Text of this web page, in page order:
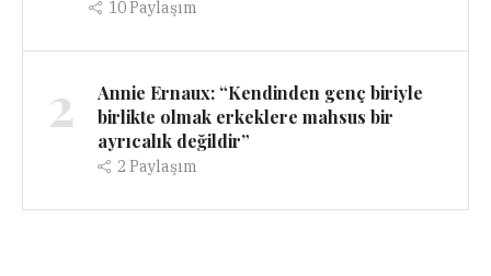
10Paylaşım
2
Annie Ernaux: “Kendinden genç biriyle
birlikte olmak erkeklere mahsus bir
ayrıcalık değildir”
2 Paylaşım